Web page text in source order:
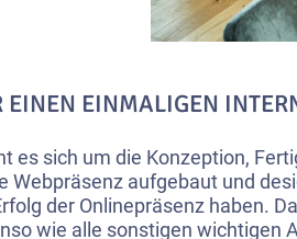
EINMALIGEN
es sich um die Konzeption,
Webpräsenz aufgebaut und
der Onlinepräsenz haben.
wie alle sonstigen wichtigen